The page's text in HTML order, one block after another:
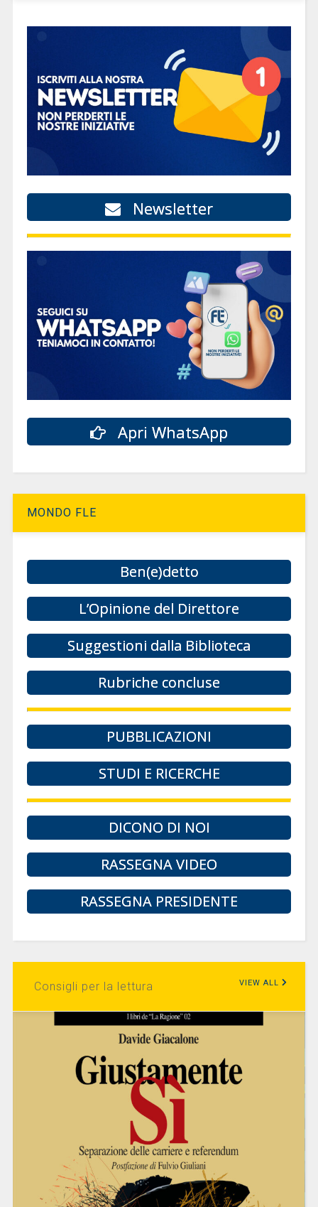
Newsletter
Apri WhatsApp
MONDO FLE
Ben(e)detto
L’Opinione del Direttore
Suggestioni dalla Biblioteca
Rubriche concluse
PUBBLICAZIONI
STUDI E RICERCHE
DICONO DI NOI
RASSEGNA VIDEO
RASSEGNA PRESIDENTE
Consigli per la lettura VIEW ALL